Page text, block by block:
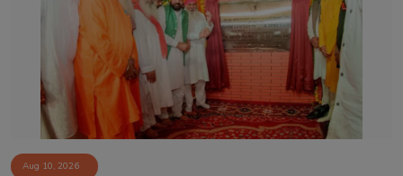
Aug 10, 2026